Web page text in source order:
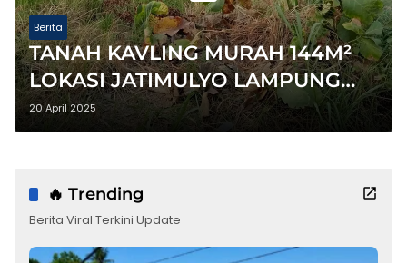
Berita
TANAH KAVLING MURAH 144M²
LOKASI JATIMULYO LAMPUNG
SELATAN
20 April 2025
🔥 Trending
Berita Viral Terkini Update